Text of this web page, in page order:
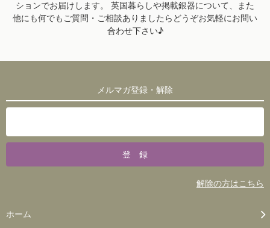
ションでお届けします。 英国暮らしや掲載銀器について、また
他にも何でもご質問・ご相談ありましたらどうぞお気軽にお問い
合わせ下さい♪
メルマガ登録・解除
解除の方はこちら
ホーム